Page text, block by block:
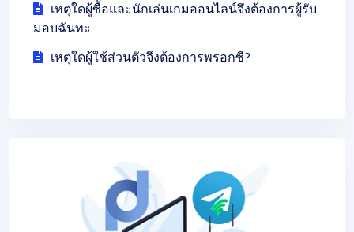
เหตุใดผู้ซื้อและนักเล่นเกมออนไลน์จึงต้องการผู้รับ
มอบฉันทะ
เหตุใดผู้ใช้ส่วนตัวจึงต้องการพรอกซี?